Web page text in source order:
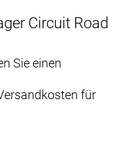
/ 6 % Mesh / 2 %
Circuit Road
Sie einen
für